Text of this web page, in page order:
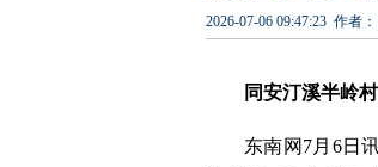
2026-07-06 09:47:23 作者
同安汀溪半岭
东南网7月6日